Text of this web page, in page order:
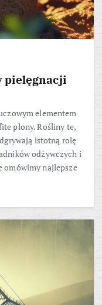
pielęgnacji
elementem
plony. Rośliny te,
istotną rolę
odżywczych i
omówimy najlepsze